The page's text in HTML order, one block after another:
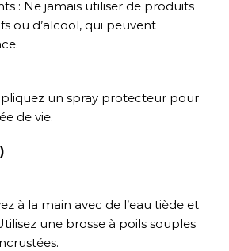
: Ne jamais utiliser de produits
ou d’alcool, qui peuvent
un spray protecteur pour
de vie.
à la main avec de l’eau tiède et
une brosse à poils souples